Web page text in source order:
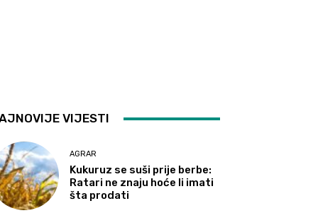
VIJESTI
AGRAR
Kukuruz se suši prije berbe:
Ratari ne znaju hoće li imati
šta prodati